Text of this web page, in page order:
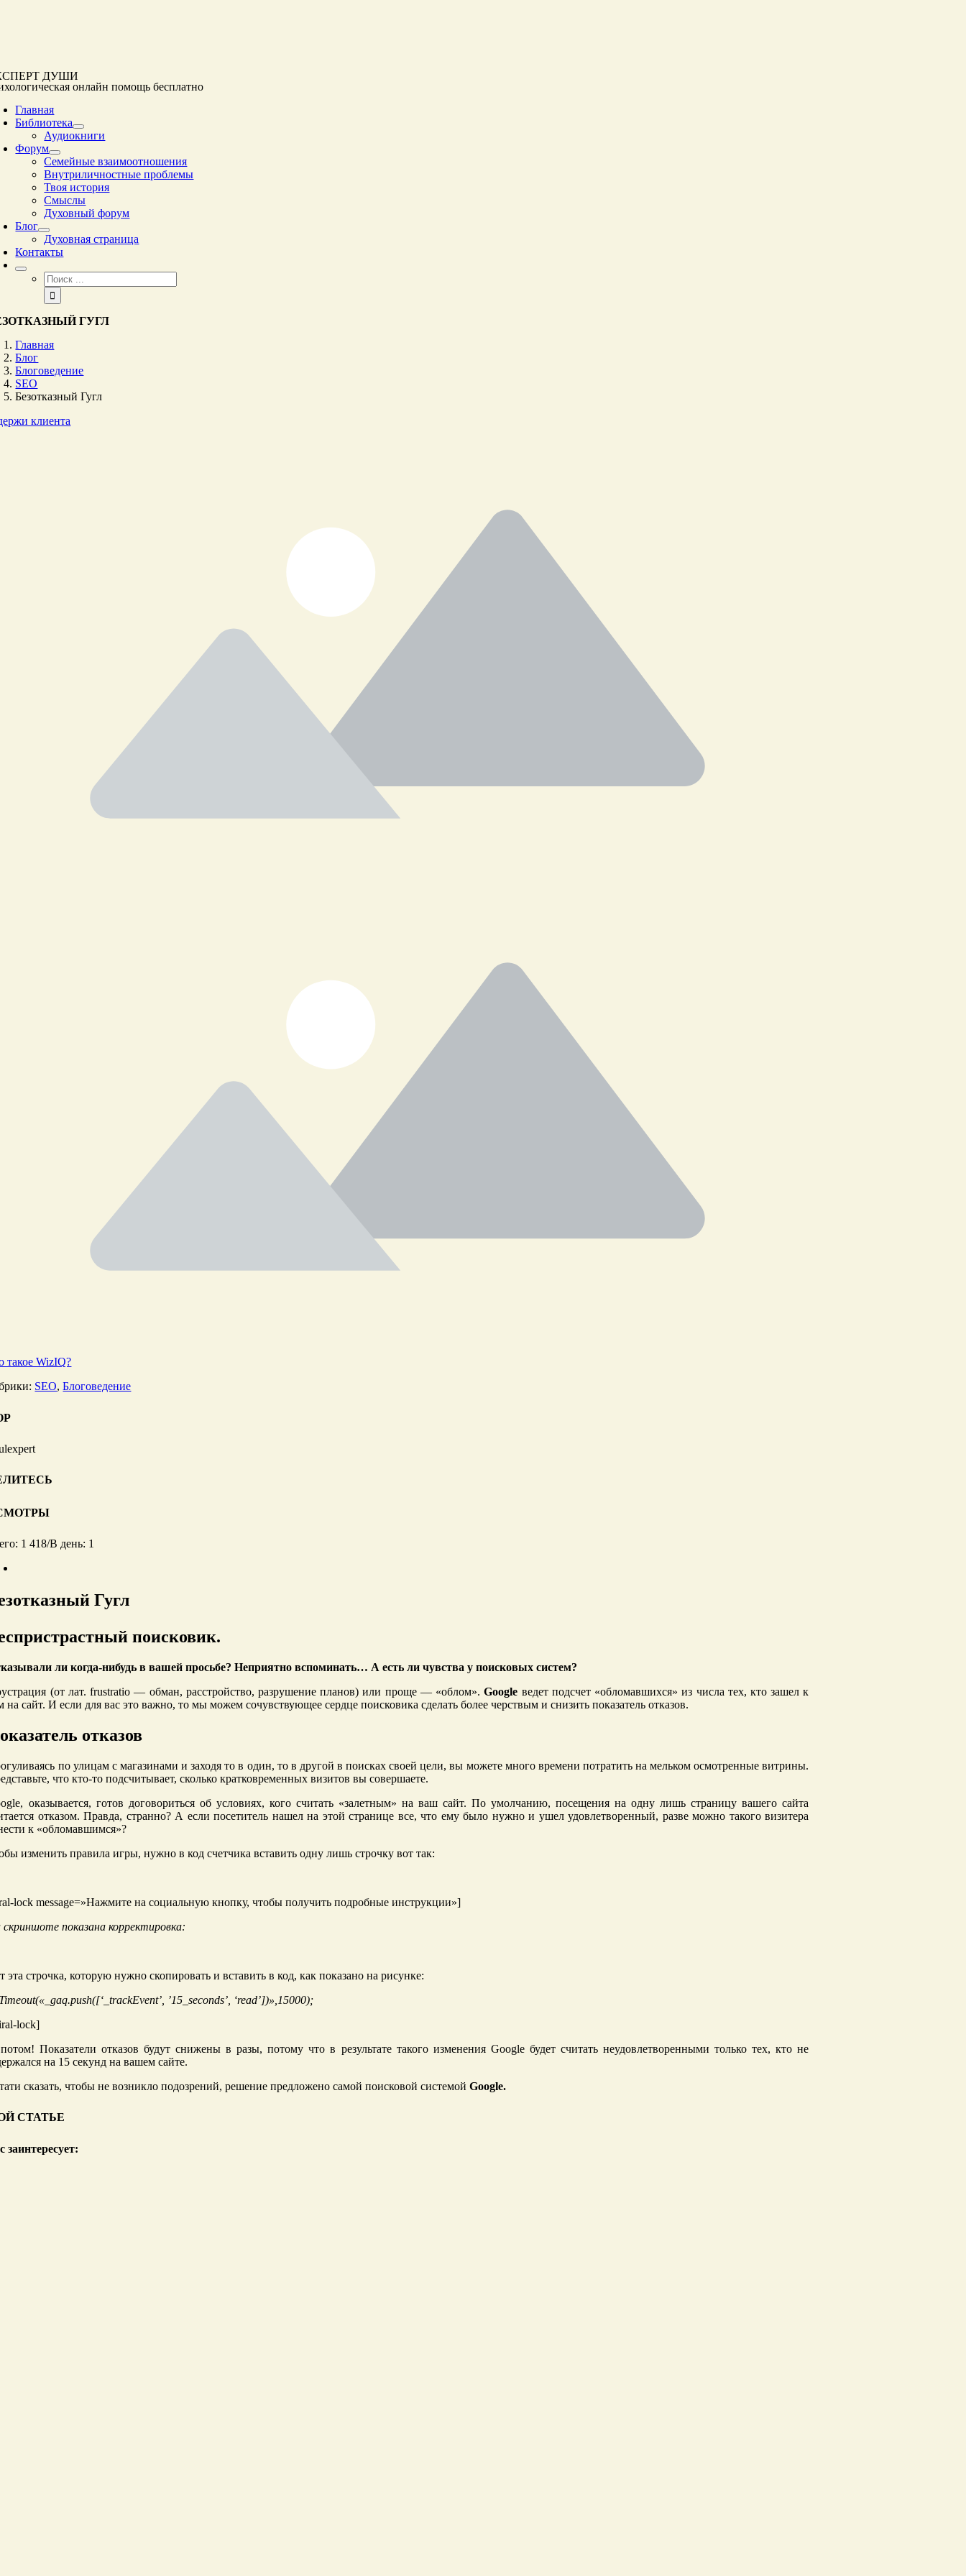
ДУШИ
онлайн помощь бесплатно
Главная
Библиотека
Аудиокниги
Форум
Семейные взаимоотношения
Внутриличностные проблемы
Твоя история
Смыслы
Духовный форум
Блог
Духовная страница
Контакты
Результат
поиска:
ГУГЛ
Главная
Блог
Блоговедение
SEO
Безотказный Гугл
клиента
такое WizIQ?
SEO,Блоговедение
1 418/В день: 1
Гугл
поисковик.
ли когда-нибудь в вашей просьбе? Неприятно вспоминать… А есть ли чувства у поисковых систем?
(от лат. frustratio — обман, расстройство, разрушение планов) или проще — «облом».Google ведет подсчет «обломавшихся» из числа тех, кто зашел к
на сайт. И если для вас это важно, то мы можем сочувствующее сердце поисковика сделать более черствым и снизить показатель отказов.
отказов
по улицам с магазинами и заходя то в один, то в другой в поисках своей цели, вы можете много времени потратить на мельком осмотренные витрины.
что кто-то подсчитывает, сколько кратковременных визитов вы совершаете.
оказывается, готов договориться об условиях, кого считать «залетным» на ваш сайт. По умолчанию, посещения на одну лишь страницу вашего сайта
отказом. Правда, странно? А если посетитель нашел на этой странице все, что ему было нужно и ушел удовлетворенный, разве можно такого визитера
к «обломавшимся»?
изменить правила игры, нужно в код счетчика вставить одну лишь строчку вот так:
lock message=»Нажмите на социальную кнопку, чтобы получить подробные инструкции»]
показана корректировка:
эта строчка, которую нужно скопировать и вставить в код, как показано на рисунке:
’15_seconds’, ‘read’])»,15000);
lock]
Показатели отказов будут снижены в разы, потому что в результате такого изменения Google будет считать неудовлетворенными только тех, кто не
на 15 секунд на вашем сайте.
сказать, чтобы не возникло подозрений, решение предложено самой поисковой системой Google.
СТАТЬЕ
заинтересует: